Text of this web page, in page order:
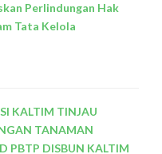
Perlindungan Hak
Tata Kelola
KALTIM TINJAU
TANAMAN
PBTP DISBUN KALTIM